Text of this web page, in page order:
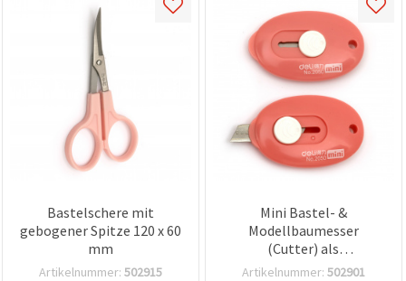
Bastelschere mit
gebogener Spitze 120 x 60
mm
Artikelnummer: 502915
Mini Bastel- &
Modellbaumesser
(Cutter) als
Schlüsselanhänger, 9 mm,
Artikelnummer: 502901